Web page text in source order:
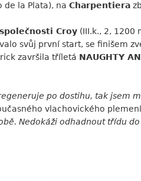
de la Plata), na Charpentiera
Croy (III.k., 2, 1200
svůj první start, se finišem
završila tříletá NAUGHTY
po dostihu, tak jsem
vlachovického
Nedokáži odhadnout třídu